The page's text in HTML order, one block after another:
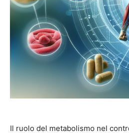
Il ruolo del metabolismo nel